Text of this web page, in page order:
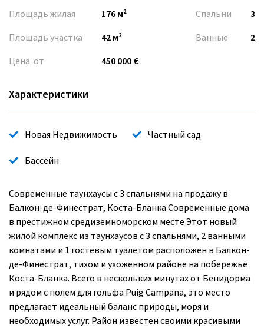
Площадь жилая
176 м²
Площадь участка
42 м²
Цена от
450 000 €
Спальни
3
Ванные
2
Характеристики
Новая Недвижимость
Частный сад
Бассейн
Современные таунхаусы с 3 спальнями на продажу в
Балкон-де-Финестрат, Коста-Бланка Современные дома
в престижном средиземноморском месте Этот новый
жилой комплекс из таунхаусов с 3 спальнями, 2 ванными
комнатами и 1 гостевым туалетом расположен в Балкон-
де-Финестрат, тихом и ухоженном районе на побережье
Коста-Бланка. Всего в нескольких минутах от Бенидорма
и рядом с полем для гольфа Puig Campana, это место
предлагает идеальный баланс природы, моря и
необходимых услуг. Район известен своими красивыми